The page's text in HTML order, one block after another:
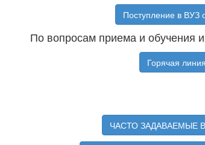
Поступление в ВУЗ
По вопросам приема и обучения
Горячая линия
ЧАСТО ЗАДАВАЕМЫЕ